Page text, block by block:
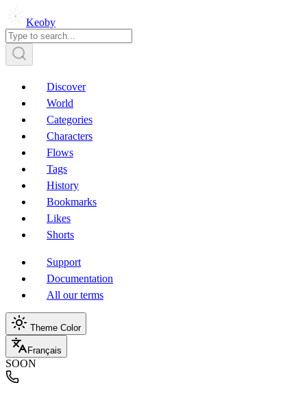
Keoby
Discover
World
Categories
Characters
Flows
Tags
History
Bookmarks
Likes
Shorts
Support
Documentation
All our terms
Theme Color
Français
SOON